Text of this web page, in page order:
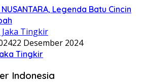
NUSANTARA, Legenda Batu Cincin
22 Desember 2024
Tingkir
Indonesia